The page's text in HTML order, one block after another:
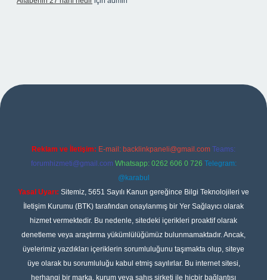
giriş
Reklam ve İletişim: E-mail: backlinkpaneli@gmail.com Teams:
forumhizmeti@gmail.com Whatsapp: 0262 606 0 726 Telegram:
@karabul
Yasal Uyarı: Sitemiz, 5651 Sayılı Kanun gereğince Bilgi Teknolojileri ve
İletişim Kurumu (BTK) tarafından onaylanmış bir Yer Sağlayıcı olarak
hizmet vermektedir. Bu nedenle, sitedeki içerikleri proaktif olarak
denetleme veya araştırma yükümlülüğümüz bulunmamaktadır. Ancak,
üyelerimiz yazdıkları içeriklerin sorumluluğunu taşımakta olup, siteye
üye olarak bu sorumluluğu kabul etmiş sayılırlar. Bu internet sitesi,
herhangi bir marka, kurum veya şahıs şirketi ile hiçbir bağlantısı